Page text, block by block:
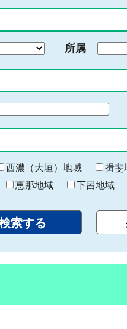
所属
西濃（大垣）地域 揖斐
恵那地域 下呂地域